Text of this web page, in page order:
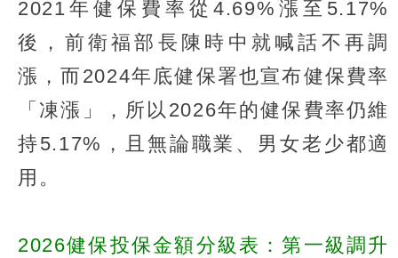
2021年健保費率從4.69%漲至5.17%
後，前衛福部長陳時中就喊話不再調
漲，而2024年底健保署也宣布健保費率
「凍漲」，所以2026年的健保費率仍維
持5.17%，且無論職業、男女老少都適
用。
2026健保投保金額分級表：第一級調升